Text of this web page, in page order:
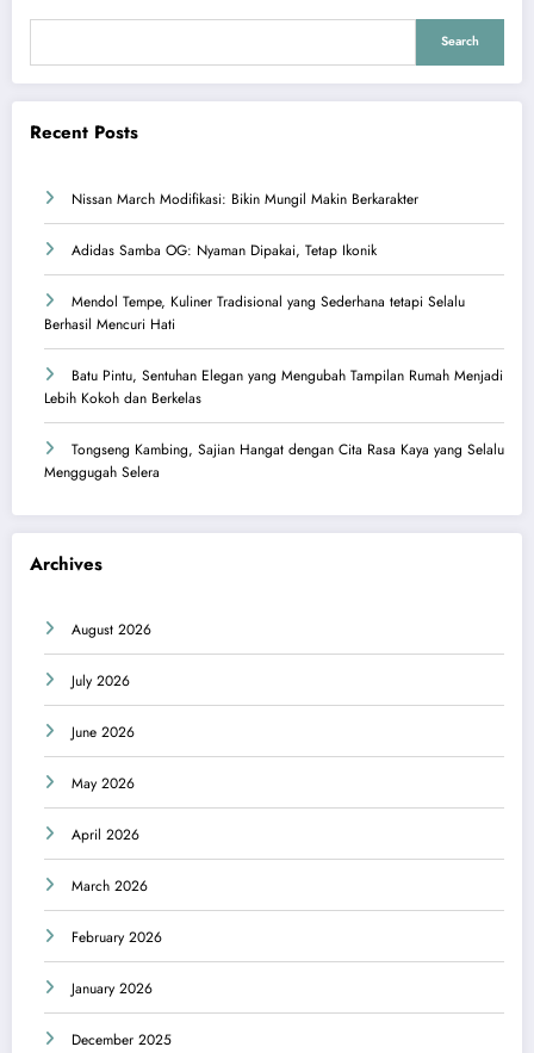
Search
Recent Posts
Nissan March Modifikasi: Bikin Mungil Makin Berkarakter
Adidas Samba OG: Nyaman Dipakai, Tetap Ikonik
Mendol Tempe, Kuliner Tradisional yang Sederhana tetapi Selalu
Berhasil Mencuri Hati
Batu Pintu, Sentuhan Elegan yang Mengubah Tampilan Rumah Menjadi
Lebih Kokoh dan Berkelas
Tongseng Kambing, Sajian Hangat dengan Cita Rasa Kaya yang Selalu
Menggugah Selera
Archives
August 2026
July 2026
June 2026
May 2026
April 2026
March 2026
February 2026
January 2026
December 2025